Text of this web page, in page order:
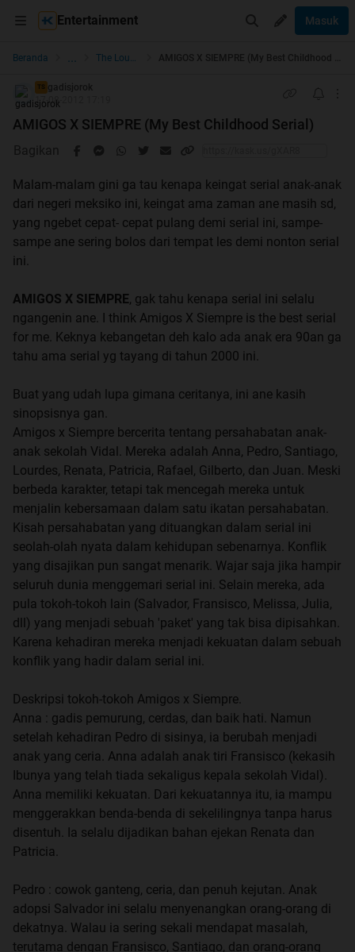
Entertainment Masuk
Beranda ... The Lounge
TS gadisjorok
17-08-2012 17:19
AMIGOS X SIEMPRE (My Best Childhood Serial)
Bagikan
Malam-malam gini ga tau kenapa keingat serial anak-anak
dari negeri meksiko ini, keingat ama zaman ane masih sd,
yang ngebet cepat- cepat pulang demi serial ini, sampe-
sampe ane sering bolos dari tempat les demi nonton serial
ini.
AMIGOS X SIEMPRE, gak tahu kenapa serial ini selalu
ngangenin ane. I think Amigos X Siempre is the best serial
for me. Keknya kebangetan deh kalo ada anak era 90an ga
tahu ama serial yg tayang di tahun 2000 ini.
Buat yang udah lupa gimana ceritanya, ini ane kasih
sinopsisnya gan.
Amigos x Siempre bercerita tentang persahabatan anak-
anak sekolah Vidal. Mereka adalah Anna, Pedro, Santiago,
Lourdes, Renata, Patricia, Rafael, Gilberto, dan Juan. Meski
berbeda karakter, tetapi tak mencegah mereka untuk
menjalin kebersamaan dalam satu ikatan persahabatan.
Kisah persahabatan yang dituangkan dalam serial ini
seolah-olah nyata dalam kehidupan sebenarnya. Konflik
yang disajikan pun sangat menarik. Wajar saja jika hampir
seluruh dunia menggemari serial ini. Selain mereka, ada
pula tokoh-tokoh lain (Salvador, Fransisco, Melissa, Julia,
dll) yang menjadi sebuah 'paket' yang tak bisa dipisahkan.
Karena kehadiran mereka menjadi kekuatan dalam sebuah
konflik yang hadir dalam serial ini.
Deskripsi tokoh-tokoh Amigos x Siempre.
Anna : gadis pemurung, cerdas, dan baik hati. Namun
setelah kehadiran Pedro di sisinya, ia berubah menjadi
anak yang ceria. Anna adalah anak tiri Fransisco (kekasih
Ibunya yang telah tiada sekaligus kepala sekolah Vidal).
Anna memiliki kekuatan. Dari kekuatannya itu, ia mampu
menggerakkan benda-benda di sekelilingnya tanpa harus
disentuh. Ia selalu dijadikan bahan ejekan Renata dan
Patricia.
Pedro : cowok ganteng, ceria, dan penuh kejutan. Anak
adopsi Salvador ini selalu menyenangkan orang-orang di
dekatnya. Walau ia sering sekali mendapat masalah,
terutama dengan Fransisco, Santiago, dan orang-orang